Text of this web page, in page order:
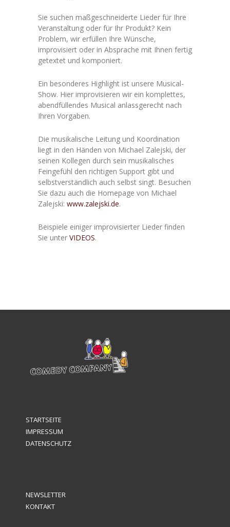
Sie suchen maßgeschneiderte Lieder für Ihre
Veranstaltung oder für Ihr Produkt? Kein
Problem, wir erfüllen Ihre Wünsche,
improvisiert oder in Absprache mit Ihnen fertig
getextet und komponiert.
Ein besonderes Highlight ist unsere Musical-
Show. Hier improvisieren wir ein komplettes,
abendfüllendes Musical anlassgerecht nach
Ihren Vorgaben.
Die musikalische Leitung und Koordination
liegt in den Händen von Michael Zalejski, der
seinen Kollegen durch sein musikalisches
Feingefühl den richtigen Support gibt und
selbstverständlich auch selbst singt. Besuchen
Sie dazu auch die Homepage von Michael
Zalejski: www.zalejski.de.
Beispiele einiger improvisierter Lieder finden
Sie unter VIDEOS.
STARTSEITE
IMPRESSUM
DATENSCHUTZ
NEWSLETTER
KONTAKT